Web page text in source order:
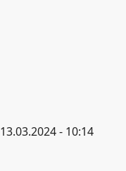
13.03.2024 - 10:14